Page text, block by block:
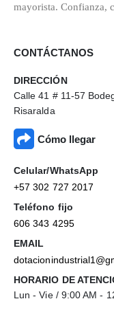
mayorista. Confianza,
CONTÁCTANOS
DIRECCIÓN
Calle 41 # 11-57
Risaralda
Cómo llegar
Celular/WhatsApp
+57 302 727 2017
Teléfono fijo
606 343 4295
EMAIL
HORARIO DE
Lun - Vie / 9:00 AM -